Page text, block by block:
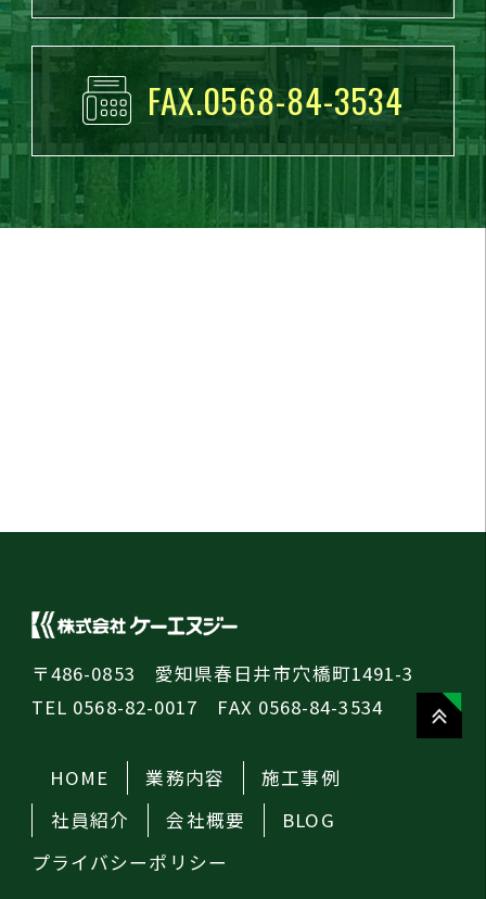
FAX.0568-84-3534
〒486-0853 愛知県春日井市穴橋町1491-3
TEL 0568-82-0017 FAX 0568-84-3534
HOME 業務内容
施工事例
社員紹介
会社概要
BLOG
プライバシーポリシー